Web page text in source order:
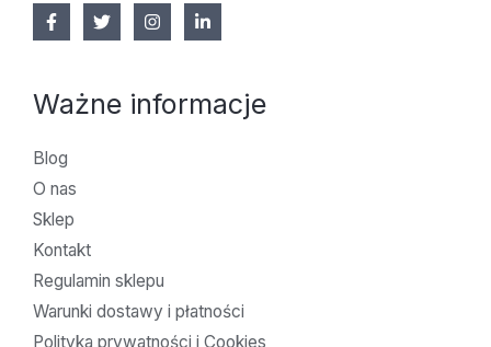
Ważne informacje
Blog
O nas
Sklep
Kontakt
Regulamin sklepu
Warunki dostawy i płatności
Polityka prywatności i Cookies